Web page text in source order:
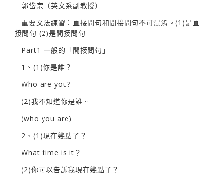
郭岱宗（英文系副教授）
重要文法練習：直接問句和間接問句不可混淆。(1)是直
接問句 (2)是間接問句
Part1 一般的「間接問句」
1、(1)你是誰？
Who are you?
(2)我不知道你是誰。
(who you are)
2、(1)現在幾點了？
What time is it？
(2)你可以告訴我現在幾點了？